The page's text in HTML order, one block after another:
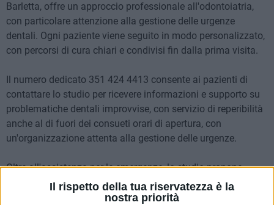
Il rispetto della tua riservatezza è la
nostra priorità
Barletta, offre un approccio professionale all'odontoiatria,
con particolare attenzione alla gestione delle urgenze
dentali. Ogni paziente viene seguito in modo personalizzato,
con percorsi di cura chiari e condivisi fin dalla prima visita.
Il numero dedicato 351 424 4413 consente ai pazienti di
contattare lo studio per ricevere informazioni e supporto su
problematiche dentali improvvise, con servizio di reperibilità
anche al di fuori dei consueti orari di apertura, con
un'organizzazione attenta alla gestione delle urgenze.
Oltre all'assistenza per le emergenze, lo studio propone
prestazioni nelle principali branche dell'odontoiatria:
implantologia, protesi fissa e mobile, chirurgia orale,